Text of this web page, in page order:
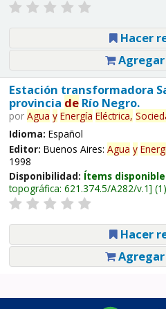
Hacer
Estación transformadora
provincia deRío Negro.
por Agua y Energía Eléctrica,
Idioma: Español
Editor: Buenos Aires: Agua y
1998
Disponibilidad: Ítems
topográfica: 621.374.5/A282/v.1
Hacer